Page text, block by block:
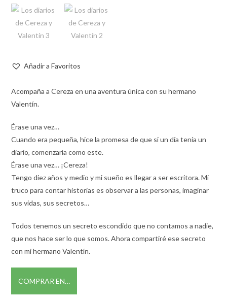
Añadir a Favoritos
Acompaña a Cereza en una aventura única con su hermano
Valentín.
Érase una vez…
Cuando era pequeña, hice la promesa de que si un día tenía un
diario, comenzaría como este.
Érase una vez… ¡Cereza!
Tengo diez años y medio y mi sueño es llegar a ser escritora. Mi
truco para contar historias es observar a las personas, imaginar
sus vidas, sus secretos…
Todos tenemos un secreto escondido que no contamos a nadie,
que nos hace ser lo que somos. Ahora compartiré ese secreto
con mi hermano Valentín.
COMPRAR EN…